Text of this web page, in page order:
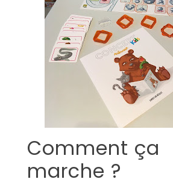
Comment ça
marche ?